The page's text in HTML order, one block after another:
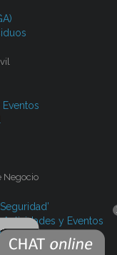
Negocio
y Eventos